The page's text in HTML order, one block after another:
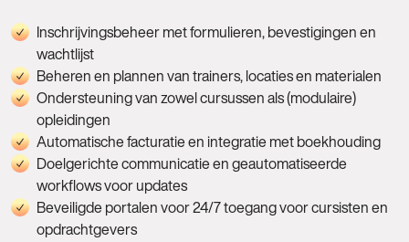
Inschrijvingsbeheer met formulieren, bevestigingen en
wachtlijst
Beheren en plannen van trainers, locaties en materialen
Ondersteuning van zowel cursussen als (modulaire)
opleidingen
Automatische facturatie en integratie met boekhouding
Doelgerichte communicatie en geautomatiseerde
workflows voor updates
Beveiligde portalen voor 24/7 toegang voor cursisten en
opdrachtgevers